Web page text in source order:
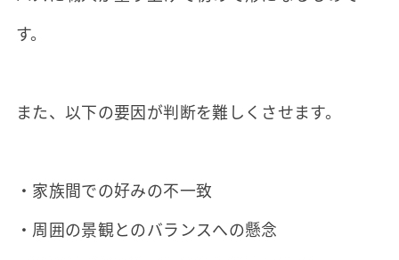
す。
また、以下の要因が判断を難しくさせます。
・家族間での好みの不一致
・周囲の景観とのバランスへの懸念